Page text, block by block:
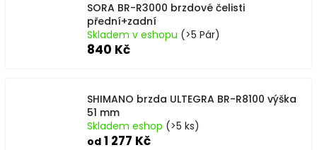
SORA BR-R3000 brzdové čelisti
přední+zadní
Skladem v eshopu (>5 Pár)
840 Kč
SHIMANO brzda ULTEGRA BR-R8100 výška
51 mm
Skladem eshop (>5 ks)
od 1 277 Kč